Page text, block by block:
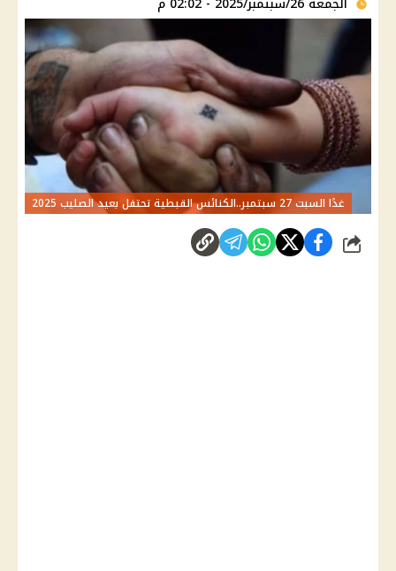
غدًا السبت 27 سبتمبر..الكنائس القبطية تحتفل بعيد الصليب 2025
شارك